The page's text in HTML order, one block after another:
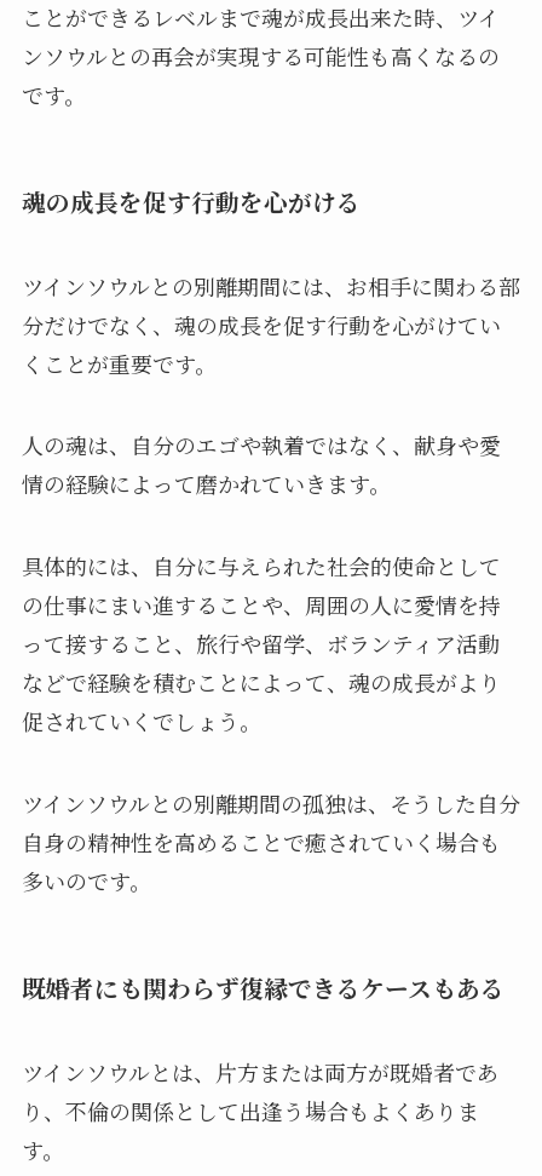
ことができるレベルまで魂が成長出来た時、ツイ
ンソウルとの再会が実現する可能性も高くなるの
です。
魂の成長を促す行動を心がける
ツインソウルとの別離期間には、お相手に関わる部
分だけでなく、魂の成長を促す行動を心がけてい
くことが重要です。
人の魂は、自分のエゴや執着ではなく、献身や愛
情の経験によって磨かれていきます。
具体的には、自分に与えられた社会的使命として
の仕事にまい進することや、周囲の人に愛情を持
って接すること、旅行や留学、ボランティア活動
などで経験を積むことによって、魂の成長がより
促されていくでしょう。
ツインソウルとの別離期間の孤独は、そうした自分
自身の精神性を高めることで癒されていく場合も
多いのです。
既婚者にも関わらず復縁できるケースもある
ツインソウルとは、片方または両方が既婚者であ
り、不倫の関係として出逢う場合もよくありま
す。